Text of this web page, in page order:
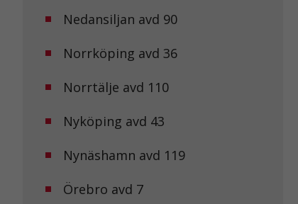
Nedansiljan avd 90
Norrköping avd 36
Norrtälje avd 110
Nyköping avd 43
Nynäshamn avd 119
Örebro avd 7